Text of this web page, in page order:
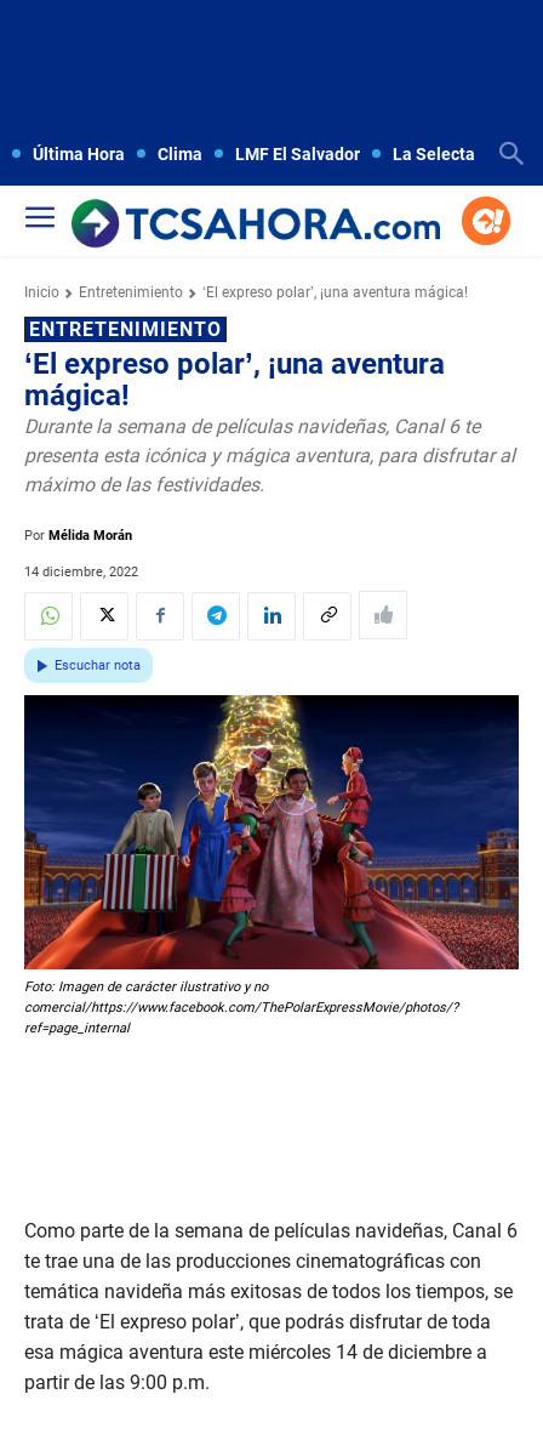
Última Hora Clima LMF El Salvador La Selecta
Inicio Entretenimiento ‘El expreso polar’, ¡una aventura mágica!
ENTRETENIMIENTO
‘El expreso polar’, ¡una aventura
mágica!
Durante la semana de películas navideñas, Canal 6 te
presenta esta icónica y mágica aventura, para disfrutar al
máximo de las festividades.
Por Mélida Morán
14 diciembre, 2022
Escuchar nota
Foto: Imagen de carácter ilustrativo y no
comercial/https://www.facebook.com/ThePolarExpressMovie/photos/?
ref=page_internal
Como parte de la semana de películas navideñas, Canal 6
te trae una de las producciones cinematográficas con
temática navideña más exitosas de todos los tiempos, se
trata de ‘El expreso polar’, que podrás disfrutar de toda
esa mágica aventura este miércoles 14 de diciembre a
partir de las 9:00 p.m.